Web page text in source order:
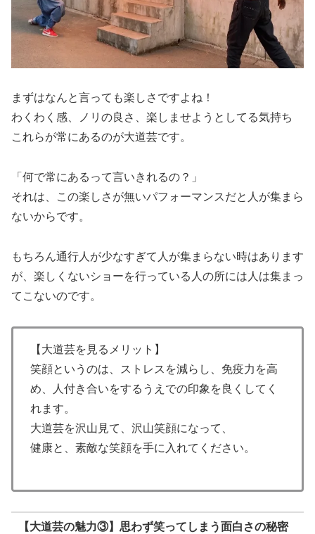
まずはなんと言っても楽しさですよね！
わくわく感、ノリの良さ、楽しませようとしてる気持ち
これらが常にあるのが大道芸です。
「何で常にあるって言いきれるの？」
それは、この楽しさが無いパフォーマンスだと人が集まら
ないからです。
もちろん通行人が少なすぎて人が集まらない時はあります
が、楽しくないショーを行っている人の所には人は集まっ
てこないのです。
【大道芸を見るメリット】
笑顔というのは、ストレスを減らし、免疫力を高
め、人付き合いをするうえでの印象を良くしてく
れます。
大道芸を沢山見て、沢山笑顔になって、
健康と、素敵な笑顔を手に入れてください。
【大道芸の魅力③】思わず笑ってしまう面白さの秘密